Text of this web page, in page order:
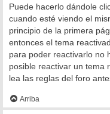
Puede hacerlo dándole
cuando esté viendo el
principio de la primera
entonces el tema
para poder reactivarlo no
posible reactivar un tema
lea las reglas del foro
Arriba